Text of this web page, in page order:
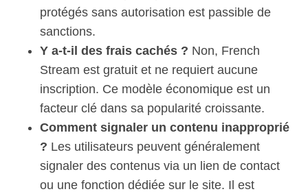
protégés sans autorisation est passible de
sanctions.
Y a-t-il des frais cachés ? Non, French
Stream est gratuit et ne requiert aucune
inscription. Ce modèle économique est un
facteur clé dans sa popularité croissante.
Comment signaler un contenu inapproprié
? Les utilisateurs peuvent généralement
signaler des contenus via un lien de contact
ou une fonction dédiée sur le site. Il est